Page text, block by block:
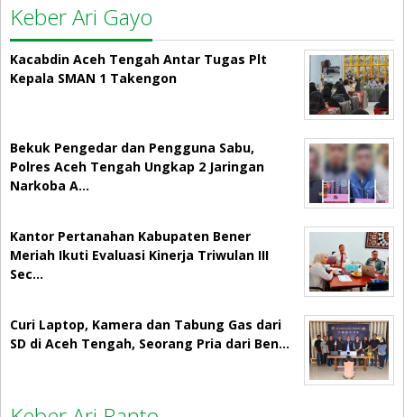
Keber Ari Gayo
Kacabdin Aceh Tengah Antar Tugas Plt
Kepala SMAN 1 Takengon
Bekuk Pengedar dan Pengguna Sabu,
Polres Aceh Tengah Ungkap 2 Jaringan
Narkoba A…
Kantor Pertanahan Kabupaten Bener
Meriah Ikuti Evaluasi Kinerja Triwulan III
Sec…
Curi Laptop, Kamera dan Tabung Gas dari
SD di Aceh Tengah, Seorang Pria dari Ben…